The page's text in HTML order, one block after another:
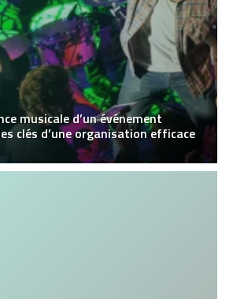
musicale d’un événement
clés d’une organisation efficace